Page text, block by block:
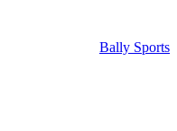
Bally Sports